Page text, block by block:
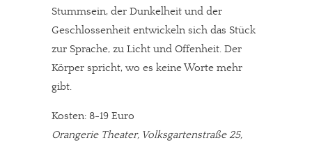
Stummsein, der Dunkelheit und der
Geschlossenheit entwickeln sich das Stück
zur Sprache, zu Licht und Offenheit. Der
Körper spricht, wo es keine Worte mehr
gibt.
Kosten: 8-19 Euro
Orangerie Theater, Volksgartenstraße 25,